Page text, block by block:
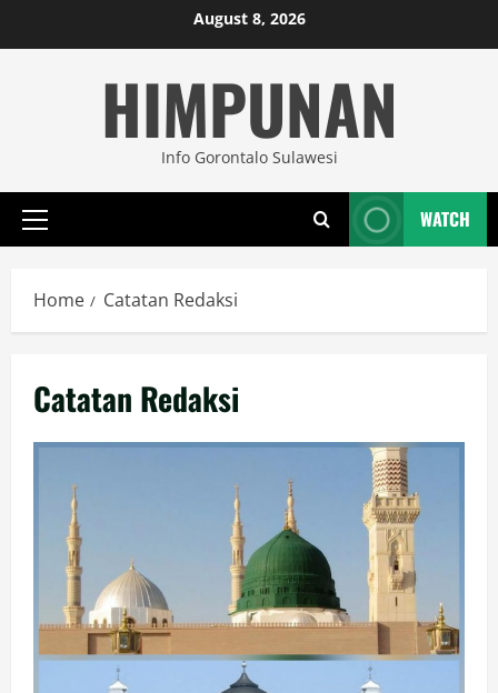
to
August 8, 2026
HIMPUNAN
Info Gorontalo Sulawesi
Primary
WATCH
Home Catatan Redaksi
Catatan Redaksi